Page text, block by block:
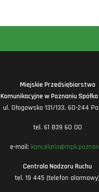
Miejskie Przedsiębiorstwo
Komunikacyjne w Poznaniu
ul. Głogowska 131/133, 60-244
tel. 61 839 60 00
e-mail:
Centrala Nadzoru Ruchu
tel. 19 445 (telefon alarmowy)